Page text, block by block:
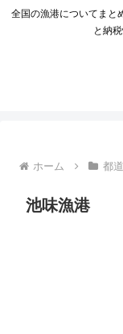
全国の漁港についてまと
と納
ホーム 都
池味漁港